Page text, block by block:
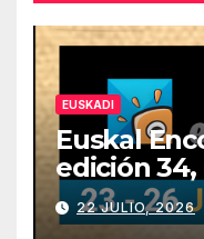
EUSKADI
Euskal
edición 34,
julio
22 JULIO, 2026